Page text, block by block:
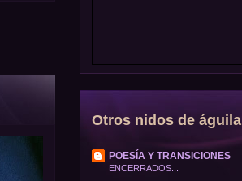
Otros nidos de águila
POESÍA Y TRANSICIONES
ENCERRADOS...